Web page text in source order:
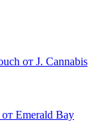
от J. Cannabis